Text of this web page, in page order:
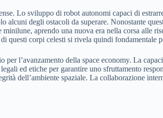
Lo sviluppo di robot autonomi capaci di
degli ostacoli da superare. Nonostante
aprendo una nuova era nella corsa alle
questi corpi celesti si rivela quindi fondamentale
l’avanzamento della space economy. La
ed etiche per garantire uno sfruttamento
dell’ambiente spaziale. La collaborazione